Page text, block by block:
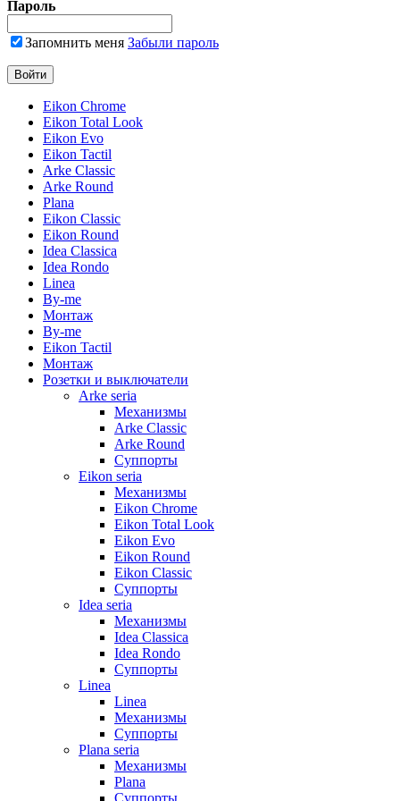
Пароль
Запомнить меня Забыли пароль
Eikon Chrome
Eikon Total Look
Eikon Evo
Eikon Tactil
Arke Classic
Arke Round
Plana
Eikon Classic
Eikon Round
Idea Classica
Idea Rondo
Linea
By-me
Монтаж
By-me
Eikon Tactil
Монтаж
Розетки и выключатели
Arke seria
Механизмы
Arke Classic
Arke Round
Суппорты
Eikon seria
Механизмы
Eikon Chrome
Eikon Total Look
Eikon Evo
Eikon Round
Eikon Classic
Суппорты
Idea seria
Механизмы
Idea Classica
Idea Rondo
Суппорты
Linea
Linea
Механизмы
Суппорты
Plana seria
Механизмы
Plana
Суппорты